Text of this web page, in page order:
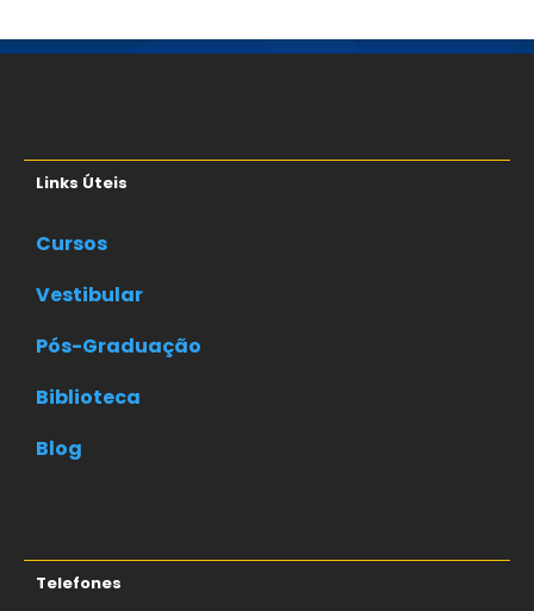
Links Úteis
Cursos
Vestibular
Pós-Graduação
Biblioteca
Blog
Telefones